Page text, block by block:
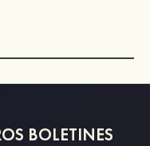
BOLETINES